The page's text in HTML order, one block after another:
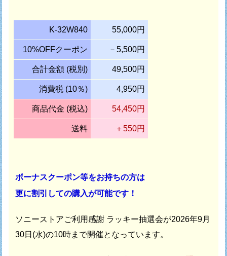
K-32W840 55,000円
10%OFFクーポン －5,500円
合計金額 (税別) 49,500円
消費税 (10％) 4,950円
商品代金 (税込) 54,450円
送料 ＋550円
ボーナスクーポン等をお持ちの方は
更に割引しての購入が可能です！
ソニーストアご利用感謝 ラッキー抽選会が2026年9月
30日(水)の10時まで開催となっています。